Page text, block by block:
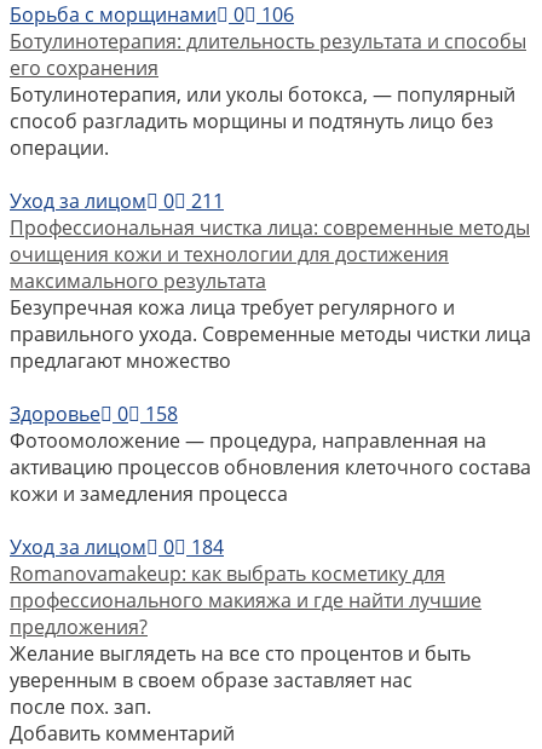
Борьба с морщинами
0
106
Ботулинотерапия: длительность результата и способы
его сохранения
Ботулинотерапия, или уколы ботокса, — популярный
способ разгладить морщины и подтянуть лицо без
операции.
Уход за лицом
0
211
Профессиональная чистка лица: современные методы
очищения кожи и технологии для достижения
максимального результата
Безупречная кожа лица требует регулярного и
правильного ухода. Современные методы чистки лица
предлагают множество
Здоровье
0
158
Фотоомоложение — процедура, направленная на
активацию процессов обновления клеточного состава
кожи и замедления процесса
Уход за лицом
0
184
Romanovamakeup: как выбрать косметику для
профессионального макияжа и где найти лучшие
предложения?
Желание выглядеть на все сто процентов и быть
уверенным в своем образе заставляет нас
после пох. зап.
Добавить комментарий